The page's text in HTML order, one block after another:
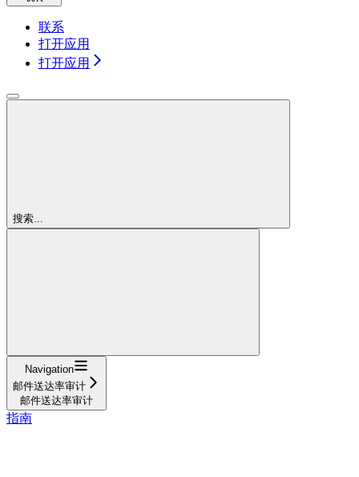
联系
打开应用
打开应用
搜索...
Navigation
邮件送达率审计
邮件送达率审计
指南